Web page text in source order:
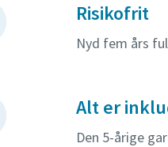
Risikofrit
Nyd fem års
Alt er
Den 5-årige